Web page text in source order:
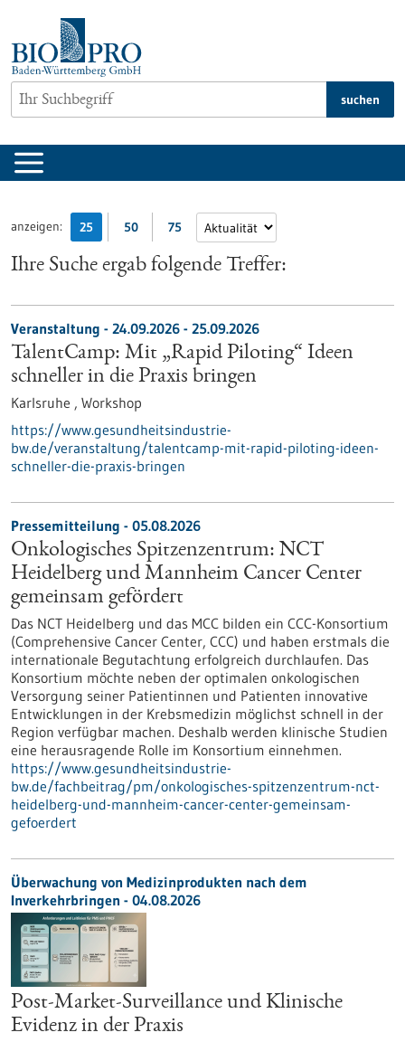
springen
suchen
anzeigen: 25 50 75
Ihre Suche ergab folgende Treffer:
Veranstaltung - 24.09.2026 - 25.09.2026
TalentCamp: Mit „Rapid Piloting“ Ideen
schneller in die Praxis bringen
Karlsruhe , Workshop
https://www.gesundheitsindustrie-
bw.de/veranstaltung/talentcamp-mit-rapid-piloting-ideen-
schneller-die-praxis-bringen
Pressemitteilung - 05.08.2026
Onkologisches Spitzenzentrum: NCT
Heidelberg und Mannheim Cancer Center
gemeinsam gefördert
Das NCT Heidelberg und das MCC bilden ein CCC-Konsortium
(Comprehensive Cancer Center, CCC) und haben erstmals die
internationale Begutachtung erfolgreich durchlaufen. Das
Konsortium möchte neben der optimalen onkologischen
Versorgung seiner Patientinnen und Patienten innovative
Entwicklungen in der Krebsmedizin möglichst schnell in der
Region verfügbar machen. Deshalb werden klinische Studien
eine herausragende Rolle im Konsortium einnehmen.
https://www.gesundheitsindustrie-
bw.de/fachbeitrag/pm/onkologisches-spitzenzentrum-nct-
heidelberg-und-mannheim-cancer-center-gemeinsam-
gefoerdert
Überwachung von Medizinprodukten nach dem
Inverkehrbringen - 04.08.2026
Post-Market-Surveillance und Klinische
Evidenz in der Praxis